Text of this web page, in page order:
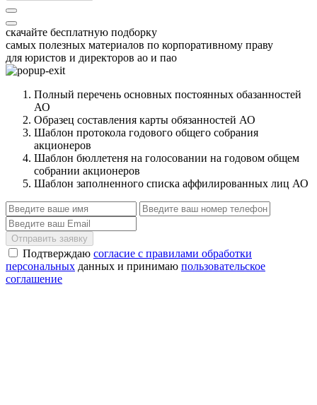
скачайте бесплатную подборку
самых полезных материалов по корпоративному праву
для юристов и директоров ао и пао
Полный перечень основных постоянных обазанностей
АО
Образец составления карты обязанностей АО
Шаблон протокола годового общего собрания
акционеров
Шаблон бюллетеня на голосовании на годовом общем
собрании акционеров
Шаблон заполненного списка аффилированных лиц АО
Отправить заявку
Подтверждаю согласие с правилами обработки
персональных данных и принимаю пользовательское
соглашение